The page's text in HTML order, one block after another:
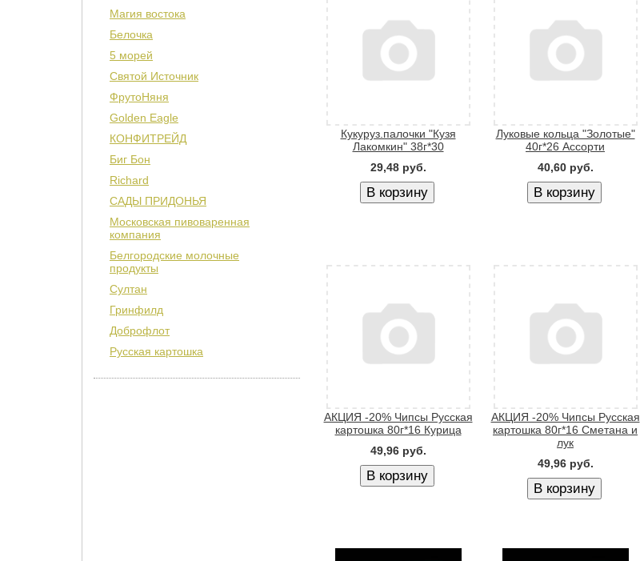
Кукуруз.палочки "Кузя
Лакомкин" 38г*30
29,48 руб.
Луковые кольца "Золотые"
40г*26 Ассорти
40,60 руб.
АКЦИЯ -20% Чипсы Русская
картошка 80г*16 Курица
49,96 руб.
АКЦИЯ -20% Чипсы Русская
картошка 80г*16 Сметана и
лук
49,96 руб.
Магия востока
Белочка
5 морей
Святой Источник
ФрутоНяня
Golden Eagle
КОНФИТРЕЙД
Биг Бон
Richard
САДЫ ПРИДОНЬЯ
Московская пивоваренная
компания
Белгородские молочные
продукты
Султан
Гринфилд
Доброфлот
Русская картошка